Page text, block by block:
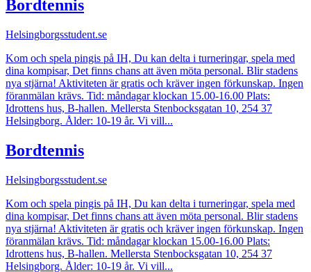
Bordtennis
Helsingborgsstudent.se
Kom och spela pingis på IH, Du kan delta i turneringar, spela med
dina kompisar, Det finns chans att även möta personal. Blir stadens
nya stjärna! Aktiviteten är gratis och kräver ingen förkunskap. Ingen
föranmälan krävs. Tid: måndagar klockan 15.00-16.00 Plats:
Idrottens hus, B-hallen. Mellersta Stenbocksgatan 10, 254 37
Helsingborg. Ålder: 10-19 år. Vi vill...
Bordtennis
Helsingborgsstudent.se
Kom och spela pingis på IH, Du kan delta i turneringar, spela med
dina kompisar, Det finns chans att även möta personal. Blir stadens
nya stjärna! Aktiviteten är gratis och kräver ingen förkunskap. Ingen
föranmälan krävs. Tid: måndagar klockan 15.00-16.00 Plats:
Idrottens hus, B-hallen. Mellersta Stenbocksgatan 10, 254 37
Helsingborg. Ålder: 10-19 år. Vi vill...